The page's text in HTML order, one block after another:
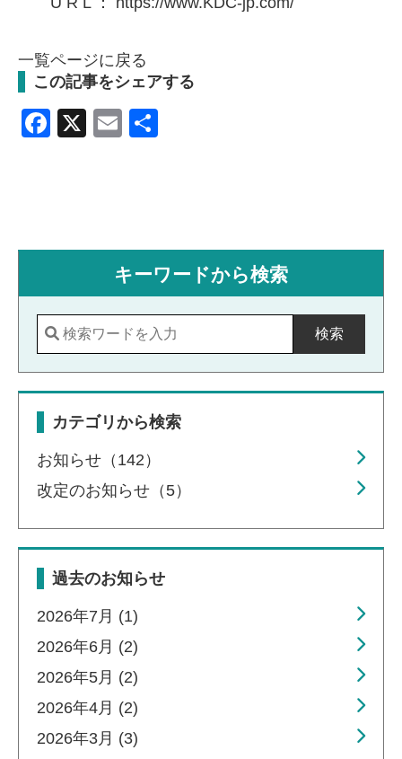
一覧ページに戻る
この記事をシェアする
Facebook
X Email
キーワードから検索
検索
カテゴリから検索
お知らせ（142）
改定のお知らせ（5）
過去のお知らせ
2026年7月 (1)
2026年6月 (2)
2026年5月 (2)
2026年4月 (2)
2026年3月 (3)